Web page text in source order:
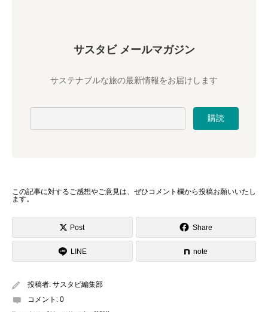
サスタビ メールマガジン
サステナブルな旅の最新情報をお届けします
この記事に対するご感想やご意見は、ぜひ コメント欄から投稿お願いいたし
ます。
Post Share
LINE note
投稿者: サスタビ編集部
コメント: 0